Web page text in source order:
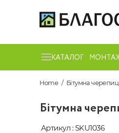
КАТАЛОГ
Home Бітумна
Бітумна
Артикул : SKU1036